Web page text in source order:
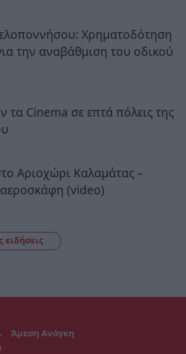
Χρηματοδότηση
την αναβάθμιση του οδικού
τα Cinema σε επτά πόλεις της
Αριοχώρι Καλαμάτας –
(video)
ειδήσεις
Άμεση Ανάγκη